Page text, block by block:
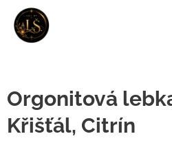
Orgonitová
Křišťál, Citrín